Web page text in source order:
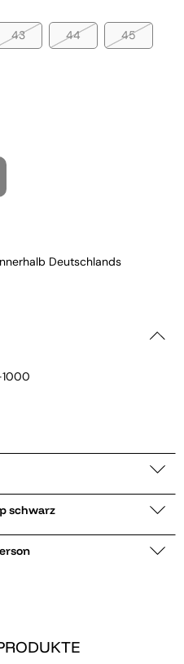
43 44 45
Deutschlands
Imola Grip schwarz